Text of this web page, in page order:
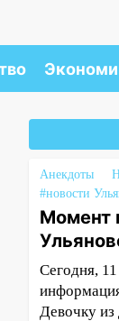
Анекдоты
#новости
Момент
Сегодня, 11
Девочку